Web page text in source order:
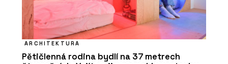
ARCHITEKTURA
Pětičlenná rodina bydlí na 37 metrech